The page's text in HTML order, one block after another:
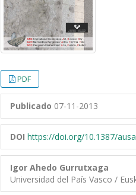
PDF
Publicado 07-11-2013
DOI https://doi.org/10.1387/
Igor Ahedo Gurrutxaga
Universidad del País Vasco /